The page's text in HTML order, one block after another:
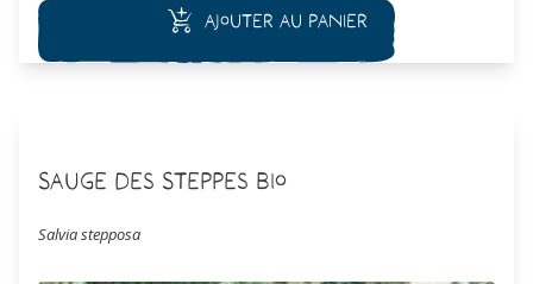
Ajouter au panier
Sauge des Steppes Bio
Salvia stepposa